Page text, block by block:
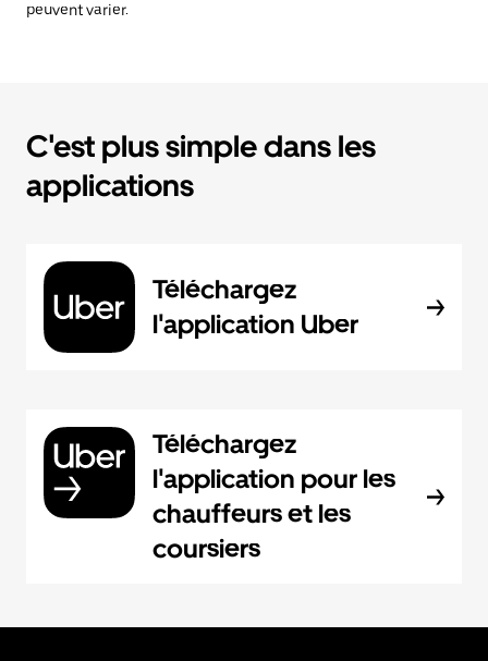
peuvent varier.
C'est plus simple dans les
applications
Téléchargez
l'application Uber
Téléchargez
l'application pour les
chauffeurs et les
coursiers